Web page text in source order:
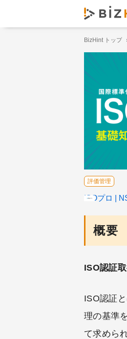
BizHint トップ
概要
ISO認証
ISO認証
理の基準
て求めら
評価管理
ISOプロ